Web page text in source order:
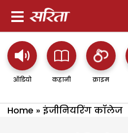
ऑडियो कहानी क्राइम
Home » इंजीनियरिंग कॉलेज